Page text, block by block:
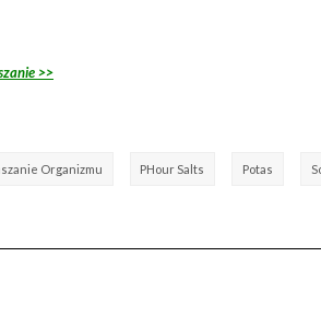
>>
Organizmu PHour Salts Potas